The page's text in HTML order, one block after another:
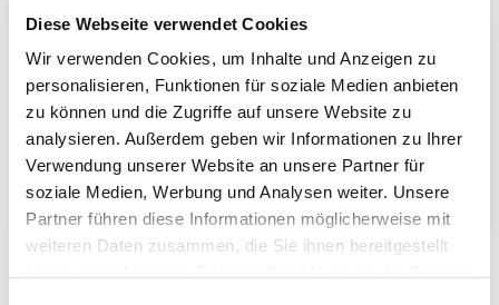
Diese Webseite verwendet Cookies
Wir verwenden Cookies, um Inhalte und Anzeigen zu
personalisieren, Funktionen für soziale Medien anbieten
zu können und die Zugriffe auf unsere Website zu
analysieren. Außerdem geben wir Informationen zu Ihrer
Verwendung unserer Website an unsere Partner für
soziale Medien, Werbung und Analysen weiter. Unsere
Partner führen diese Informationen möglicherweise mit
weiteren Daten zusammen, die Sie ihnen bereitgestellt
(hq:green Paper) 100.0x210.0 Beri: 22_4"
Spezifikationen
Länge:
2,1 m
Gewicht:
37,8 kg
Verpackungs­volumen:
116 dm³